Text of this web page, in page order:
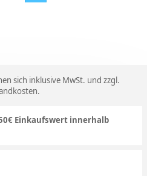
sich inklusive MwSt. und zzgl.
.
Einkaufswert innerhalb